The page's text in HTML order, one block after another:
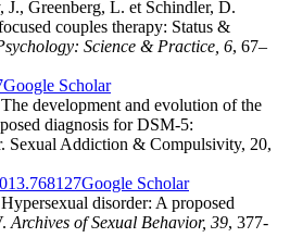
J., Greenberg, L. et Schindler, D.
couples therapy: Status &
Science & Practice, 6, 67–
Google Scholar
development and evolution of the
diagnosis for DSM-5:
Sexual Addiction & Compulsivity, 20,
Google Scholar
disorder: A proposed
Archives of Sexual Behavior, 39, 377-